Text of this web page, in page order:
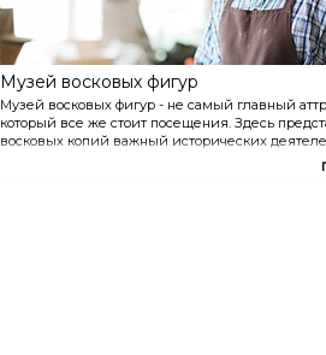
Музей восковых фигур
Музей восковых фигур - не самый главный
который все же стоит посещения. Здесь
восковых копий важный исторических
художников - Микеланджело, Пикассо, Данте,
Черчилль, Лучано Павароти и многие другие. В